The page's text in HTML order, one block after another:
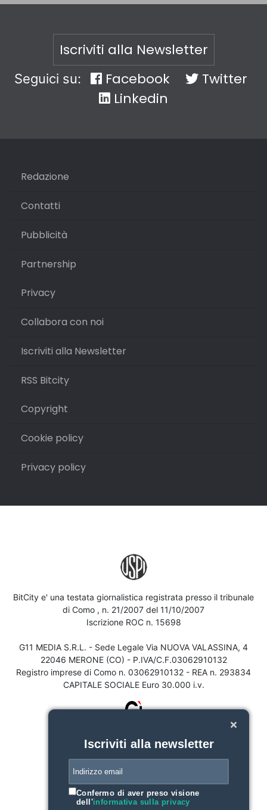
Iscriviti alla Newsletter
Seguici su: Facebook
Twitter
Linkedin
Redazione
Contatti
Pubblicità
Partnership
Privacy
Collabora con noi
Iscriviti alla Newsletter
RSS Bitcity
Copyright
Cookie policy
Privacy policy
BitCity e' una testata giornalistica registrata presso il tribunale
di Como , n. 21/2007 del 11/10/2007
Iscrizione ROC n. 15698
G11 MEDIA S.R.L. - Sede Legale Via NUOVA VALASSINA, 4
22046 MERONE (CO) - P.IVA/C.F.03062910132
Registro imprese di Como n. 03062910132 - REA n. 293834
CAPITALE SOCIALE Euro 30.000 i.v.
Iscriviti alla newsletter
Confermo di aver preso visione
dell'informativa sulla privacy